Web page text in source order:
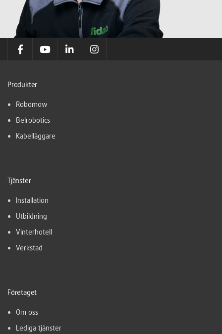
Produkter
Robomow
Belrobotics
Kabelläggare
Tjänster
Installation
Utbildning
Vinterhotell
Verkstad
Företaget
Om oss
Lediga tjänster